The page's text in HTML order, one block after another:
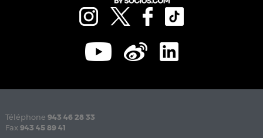
Téléphone 943 46 28 33
Fax 943 45 89 41